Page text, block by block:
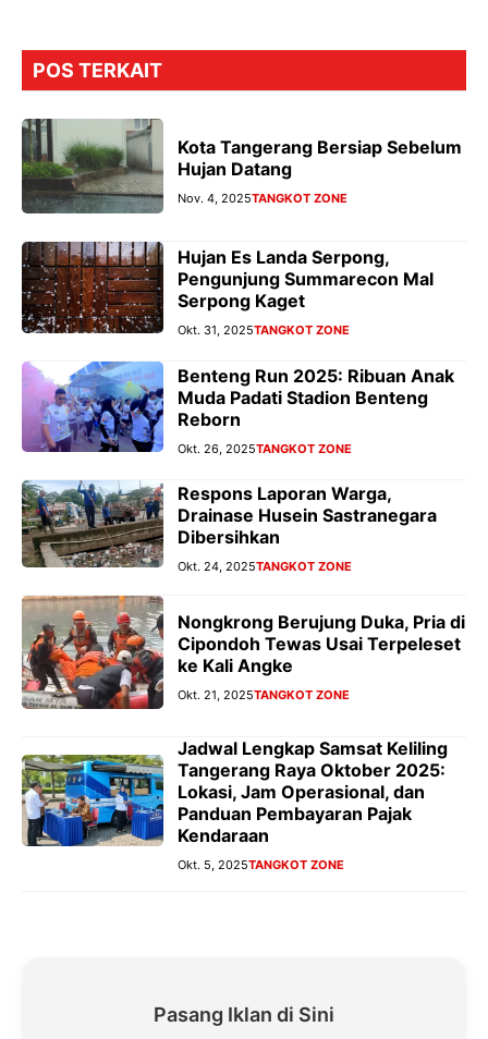
POS TERKAIT
Kota Tangerang Bersiap Sebelum
Hujan Datang
Nov. 4, 2025TANGKOT ZONE
Hujan Es Landa Serpong,
Pengunjung Summarecon Mal
Serpong Kaget
Okt. 31, 2025TANGKOT ZONE
Benteng Run 2025: Ribuan Anak
Muda Padati Stadion Benteng
Reborn
Okt. 26, 2025TANGKOT ZONE
Respons Laporan Warga,
Drainase Husein Sastranegara
Dibersihkan
Okt. 24, 2025TANGKOT ZONE
Nongkrong Berujung Duka, Pria di
Cipondoh Tewas Usai Terpeleset
ke Kali Angke
Okt. 21, 2025TANGKOT ZONE
Jadwal Lengkap Samsat Keliling
Tangerang Raya Oktober 2025:
Lokasi, Jam Operasional, dan
Panduan Pembayaran Pajak
Kendaraan
Okt. 5, 2025TANGKOT ZONE
Pasang Iklan di Sini